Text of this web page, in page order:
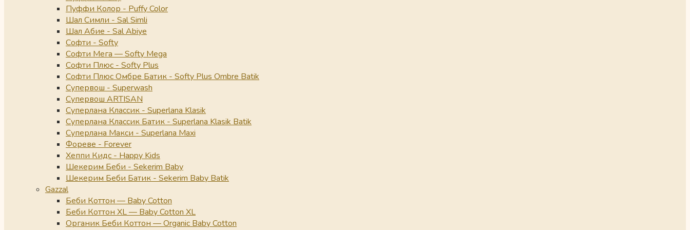
Пуффи Колор - Puffy Color
Шал Симли - Sal Simli
Шал Абие - Sal Abiye
Софти - Softy
Софти Мега — Softy Mega
Софти Плюс - Softy Plus
Софти Плюс Омбре Батик - Softy Plus Ombre Batik
Супервош - Superwash
Супервош ARTISAN
Суперлана Классик - Superlana Klasik
Суперлана Классик Батик - Superlana Klasik Batik
Суперлана Макси - Superlana Maxi
Фореве - Forever
Хеппи Кидс - Happy Kids
Шекерим Беби - Sekerim Baby
Шекерим Беби Батик - Sekerim Baby Batik
Gazzal
Беби Коттон — Baby Cotton
Беби Коттон XL — Baby Cotton XL
Органик Беби Коттон — Organic Baby Cotton